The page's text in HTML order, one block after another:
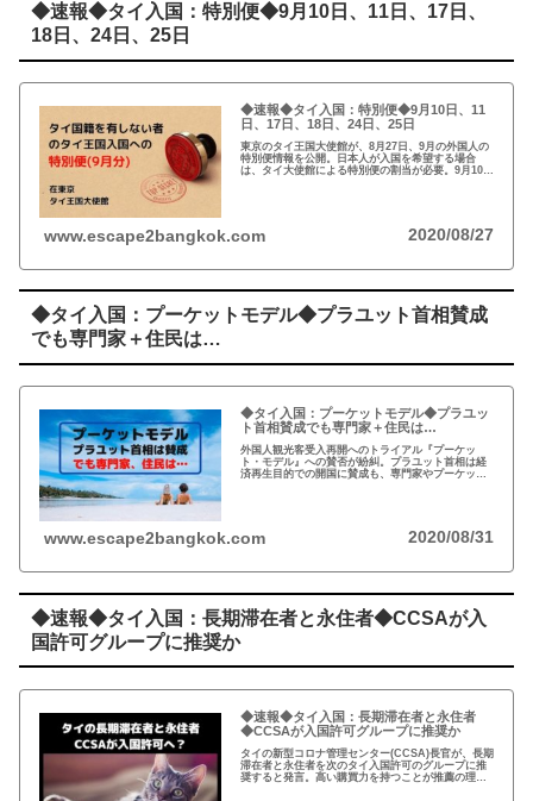
◆速報◆タイ入国：特別便◆9月10日、11日、17日、
18日、24日、25日
◆速報◆タイ入国：特別便◆9月10日、11
日、17日、18日、24日、25日
東京のタイ王国大使館が、8月27日、9月の外国人の
特別便情報を公開。日本人が入国を希望する場合
は、タイ大使館による特別便の割当が必要。9月10
www.escape2bangkok.com 2020/08/27
◆タイ入国：プーケットモデル◆プラユット首相賛成
でも専門家＋住民は…
◆タイ入国：プーケットモデル◆プラユッ
ト首相賛成でも専門家＋住民は…
外国人観光客受入再開へのトライアル『プーケッ
ト・モデル』への賛否が紛糾。プラユット首相は経
済再生目的での開国に賛成も、専門家やプーケット
www.escape2bangkok.com 2020/08/31
◆速報◆タイ入国：長期滞在者と永住者◆CCSAが入
国許可グループに推奨か
◆速報◆タイ入国：長期滞在者と永住者
◆CCSAが入国許可グループに推奨か
タイの新型コロナ管理センター(CCSA)長官が、長期
滞在者と永住者を次のタイ入国許可のグループに推
奨すると発言。高い購買力を持つことが推薦の理